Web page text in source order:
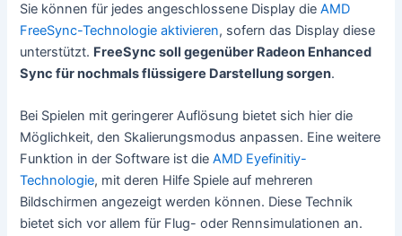
Sie können für jedes angeschlossene Display dieAMD
FreeSync-Technologie aktivieren, sofern das Display diese
unterstützt. FreeSync soll gegenüber Radeon Enhanced
Sync für nochmals flüssigere Darstellung sorgen.
Bei Spielen mit geringerer Auflösung bietet sich hier die
Möglichkeit, den Skalierungsmodus anpassen. Eine weitere
Funktion in der Software ist dieAMD Eyefinitiy-
Technologie, mit deren Hilfe Spiele auf mehreren
Bildschirmen angezeigt werden können. Diese Technik
bietet sich vor allem für Flug- oder Rennsimulationen an.